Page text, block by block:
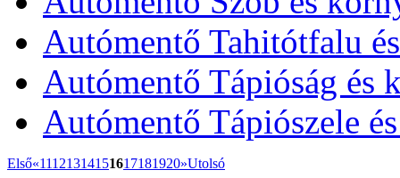
Autómentő Tahitótfalu
Autómentő Tápióság és
Autómentő Tápiószele
Első«11121314151617181920»Utolsó